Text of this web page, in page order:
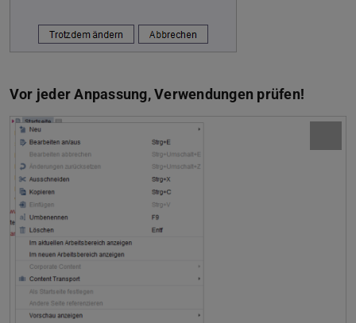
Vor jeder Anpassung, Verwendungen prüfen!